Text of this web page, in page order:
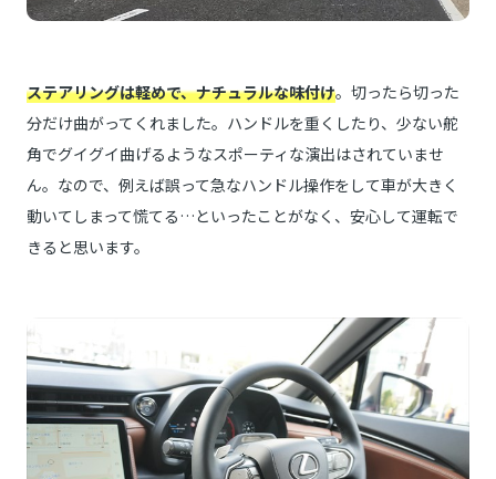
ステアリングは軽めで、ナチュラルな味付け。切ったら切った
分だけ曲がってくれました。ハンドルを重くしたり、少ない舵
角でグイグイ曲げるようなスポーティな演出はされていませ
ん。なので、例えば誤って急なハンドル操作をして車が大きく
動いてしまって慌てる…といったことがなく、安心して運転で
きると思います。